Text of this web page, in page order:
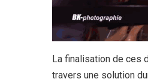
La finalisation de ces
travers une solution